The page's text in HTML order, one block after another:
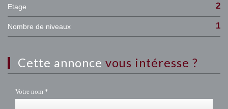
Etage 2
Nombre de niveaux 1
cette annonce vous intéresse ?
Votre nom *